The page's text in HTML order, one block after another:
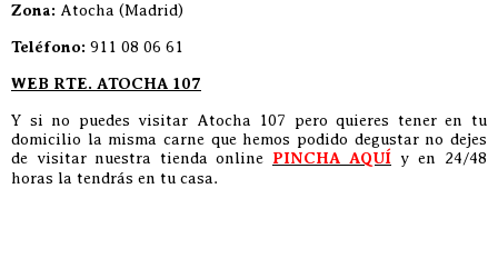
Zona: Atocha (Madrid)
Teléfono: 911 08 06 61
WEB RTE. ATOCHA 107
Y si no puedes visitar Atocha 107 pero quieres tener en tu
domicilio la misma carne que hemos podido degustar no dejes
de visitar nuestra tienda online PINCHA AQUÍ y en 24/48
horas la tendrás en tu casa.